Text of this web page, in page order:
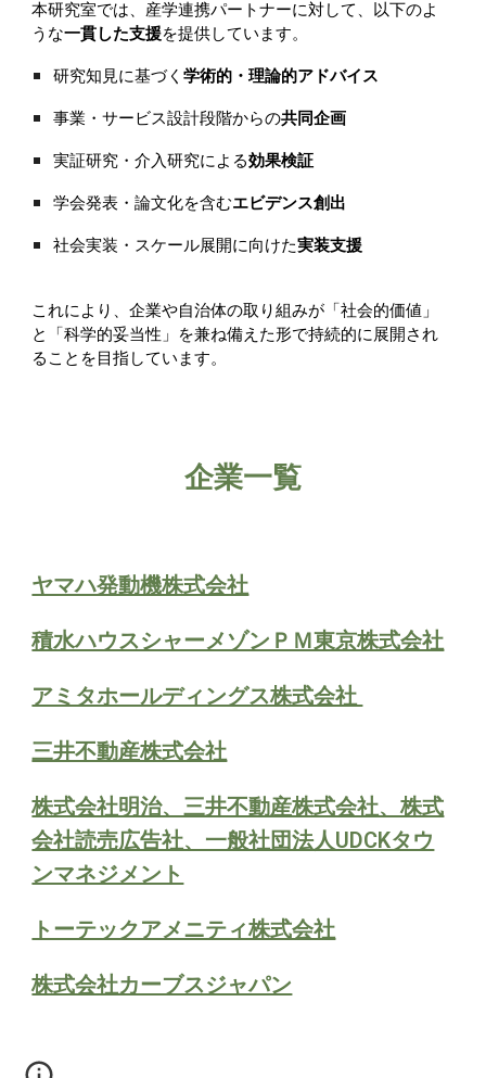
本研究室では、産学連携パートナーに対して、以下のよ
うな一貫した支援を提供しています。
研究知見に基づく学術的・理論的アドバイス
事業・サービス設計段階からの共同企画
実証研究・介入研究による効果検証
学会発表・論文化を含むエビデンス創出
社会実装・スケール展開に向けた実装支援
これにより、企業や自治体の取り組みが「社会的価値」
と「科学的妥当性」を兼ね備えた形で持続的に展開され
ることを目指しています。
企業一覧
ヤマハ発動機株式会社
積水ハウスシャーメゾンＰＭ東京株式会社
アミタホールディングス株式会社
三井不動産株式会社
株式会社明治、三井不動産株式会社、株式
会社読売広告社、一般社団法人UDCKタウ
ンマネジメント
トーテックアメニティ株式会社
株式会社カーブスジャパン